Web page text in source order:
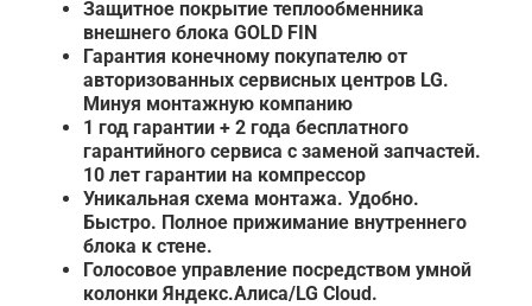
Защитное покрытие теплообменника
внешнего блока GOLD FIN
Гарантия конечному покупателю от
авторизованных сервисных центров LG.
Минуя монтажную компанию
1 год гарантии + 2 года бесплатного
гарантийного сервиса с заменой запчастей.
10 лет гарантии на компрессор
Уникальная схема монтажа. Удобно.
Быстро. Полное прижимание внутреннего
блока к стене.
Голосовое управление посредством умной
колонки Яндекс.Алиса/LG Cloud.